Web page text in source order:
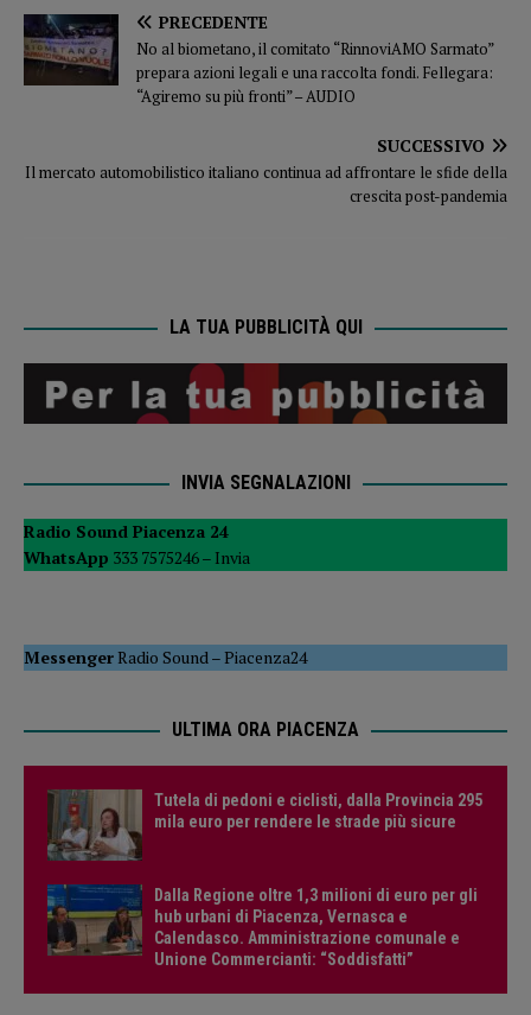
PRECEDENTE
No al biometano, il comitato “RinnoviAMO Sarmato”
prepara azioni legali e una raccolta fondi. Fellegara:
“Agiremo su più fronti” – AUDIO
SUCCESSIVO
Il mercato automobilistico italiano continua ad affrontare le sfide della
crescita post-pandemia
LA TUA PUBBLICITÀ QUI
INVIA SEGNALAZIONI
Radio Sound Piacenza 24
WhatsApp 333 7575246 – Invia
MessengerRadio Sound –Piacenza24
ULTIMA ORA PIACENZA
Tutela di pedoni e ciclisti, dalla Provincia 295
mila euro per rendere le strade più sicure
Dalla Regione oltre 1,3 milioni di euro per gli
hub urbani di Piacenza, Vernasca e
Calendasco. Amministrazione comunale e
Unione Commercianti: “Soddisfatti”